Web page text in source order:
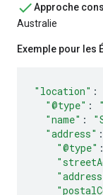
Approche
Australie
Exemple pour les
"location" :
"@type" :
"name" :
"address" :
"@type" :